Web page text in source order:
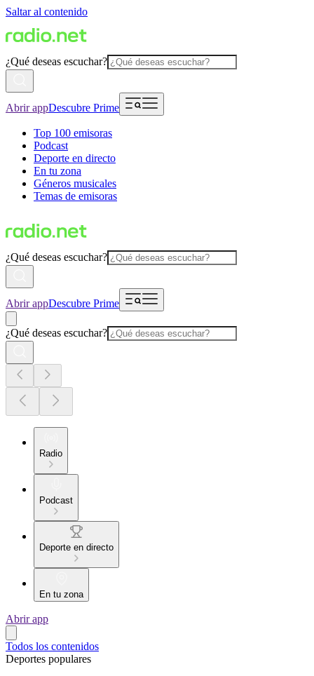
Saltar al contenido
¿Qué deseas escuchar?
Abrir appDescubre Prime
Top 100 emisoras
Podcast
Deporte en directo
En tu zona
Géneros musicales
Temas de emisoras
¿Qué deseas escuchar?
Abrir appDescubre Prime
¿Qué deseas escuchar?
Radio
Podcast
Deporte en directo
En tu zona
Abrir app
Todos los contenidos
Deportes populares